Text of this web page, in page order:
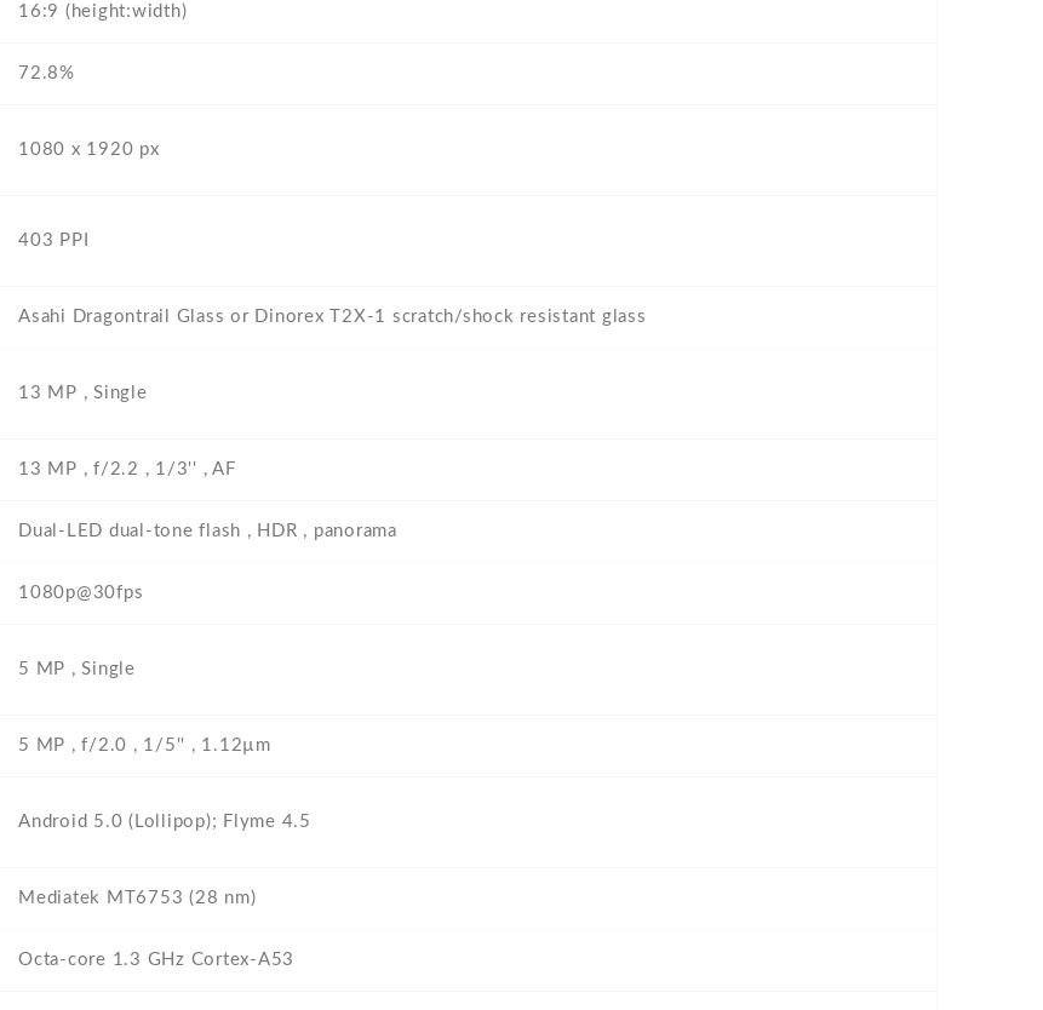
16:9 (height:width)
72.8%
1080 x 1920 px
403 PPI
Asahi Dragontrail Glass or Dinorex T2X-1 scratch/shock resistant glass
13 MP , Single
13 MP , f/2.2 , 1/3'' , AF
Dual-LED dual-tone flash , HDR , panorama
1080p@30fps
5 MP , Single
5 MP , f/2.0 , 1/5'' , 1.12µm
Android 5.0 (Lollipop); Flyme 4.5
Mediatek MT6753 (28 nm)
Octa-core 1.3 GHz Cortex-A53